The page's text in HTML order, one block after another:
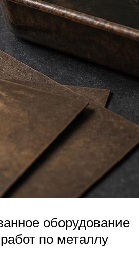
оборудование
по металлу